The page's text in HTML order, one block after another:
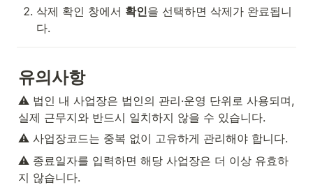
삭제 확인 창에서 확인을 선택하면 삭제가 완료됩니
다.
유의사항
⚠️ 법인 내 사업장은 법인의 관리·운영 단위로 사용되며,
실제 근무지와 반드시 일치하지 않을 수 있습니다.
⚠️ 사업장코드는 중복 없이 고유하게 관리해야 합니다.
⚠️ 종료일자를 입력하면 해당 사업장은 더 이상 유효하
지 않습니다.